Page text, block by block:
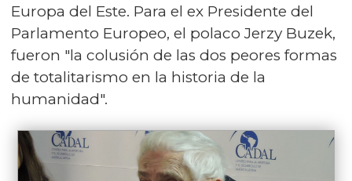
Europa del Este. Para el ex Presidente del
Parlamento Europeo, el polaco Jerzy Buzek,
fueron "la colusión de las dos peores formas
de totalitarismo en la historia de la
humanidad".